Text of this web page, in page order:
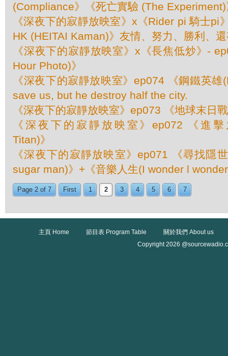
(Compliance》《死亡實驗 (The Experiment)
《深夜下的寂靜放映室》x《Rider pi 騎士pi
HK (HEITAI Kaman)》友情、努力、勝利、
《深夜下的寂靜放映室》x《長焦低炒》-
Hour Photo)》
《深夜下的寂靜放映室》ep074 《鋼鐵英
save us, but he destroy half the city.
《深夜下的寂靜放映室》ep073 《地球末日
《深夜下的寂靜放映室》ep072 《進
Titan)》
《深夜下的寂靜放映室》ep071 《尋找隱
sugar man)》+《音樂人生(I wonder l
Page 2 of 7 First 1 2 3 4 5 6 7
主頁 Home 節目表 Program Table
關於我們 About us
Copyright 2026